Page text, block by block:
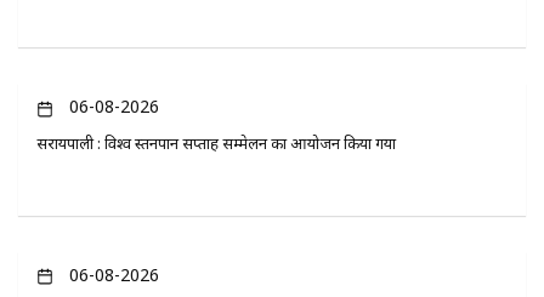
06-08-2026
सरायपाली : विश्व स्तनपान सप्ताह सम्मेलन का आयोजन किया गया
06-08-2026